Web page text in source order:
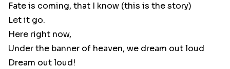
Fate is coming, that I know (this is the story)
Let it go.
Here right now,
Under the banner of heaven, we dream out loud
Dream out loud!